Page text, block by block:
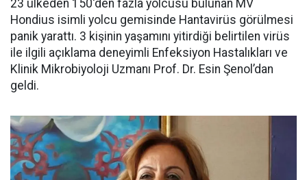
23 ülkeden 150'den fazla yolcusu bulunan MV
Hondius isimli yolcu gemisinde Hantavirüs görülmesi
panik yarattı. 3 kişinin yaşamını yitirdiği belirtilen virüs
ile ilgili açıklama deneyimli Enfeksiyon Hastalıkları ve
Klinik Mikrobiyoloji Uzmanı Prof. Dr. Esin Şenol’dan
geldi.